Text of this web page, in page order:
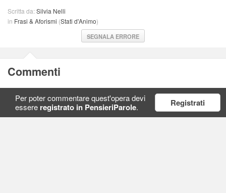
Scritta da:Silvia Nelli
in Frasi & Aforismi (Stati d'Animo)
SEGNALA ERRORE
Commenti
Per poter commentare quest'opera devi
essere registrato in PensieriParole. Registrati